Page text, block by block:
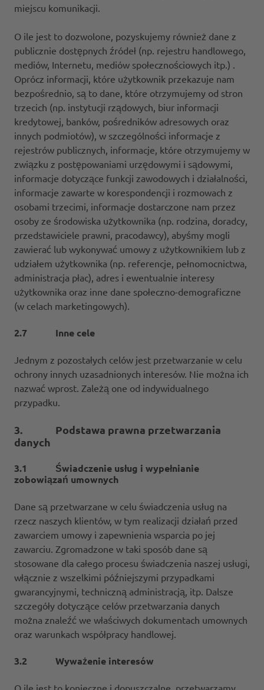
miejscu komunikacji.
O ile jest to dozwolone, pozyskujemy również dane z
publicznie dostępnych źródeł (np. rejestru handlowego,
mediów, Internetu, mediów społecznościowych itp.) .
Oprócz informacji, które użytkownik przekazuje nam
bezpośrednio, są to dane, które otrzymujemy od stron
trzecich (np. instytucji rządowych, biur informacji
kredytowej, banków, pośredników adresowych oraz
innych podmiotów), w szczególności informacje z
rejestrów publicznych, informacje, które otrzymujemy w
związku z postępowaniami urzędowymi i sądowymi,
informacje dotyczące funkcji zawodowych i działalności,
informacje zawarte w korespondencji i rozmowach z
osobami trzecimi, informacje dostarczone nam przez
osoby ze środowiska użytkownika (np. rodzina, doradcy,
przedstawiciele prawni, pracodawcy), abyśmy mogli
zawierać lub wykonywać umowy z użytkownikiem lub z
udziałem użytkownika (np. referencje, pełnomocnictwa,
administracja płac), adres i ewentualnie interesy
użytkownika oraz inne dane społeczno-demograficzne
(w celach marketingowych).
2.7 Inne cele
Jednym z pozostałych celów jest przetwarzanie w celu
ochrony innych uzasadnionych interesów. Nie można ich
nazwać wprost. Zależą one od indywidualnego
przypadku.
3. Podstawa prawna przetwarzania
danych
3.1 Świadczenie usług i wypełnianie
zobowiązań umownych
Dane są przetwarzane w celu świadczenia usług na
rzecz naszych klientów, w tym realizacji działań przed
zawarciem umowy i zapewnienia wsparcia po jej
zawarciu. Zgromadzone w taki sposób dane są
stosowane dla całego procesu świadczenia naszej usługi,
włącznie z wszelkimi późniejszymi przypadkami
gwarancyjnymi, techniczną administracją, itp. Dalsze
szczegóły dotyczące celów przetwarzania danych
można znaleźć we właściwych dokumentach umownych
oraz warunkach współpracy handlowej.
3.2 Wyważenie interesów
O ile jest to konieczne i dopuszczalne, przetwarzamy